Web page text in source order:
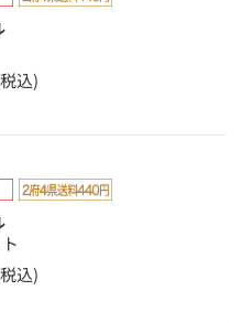
込)
込)